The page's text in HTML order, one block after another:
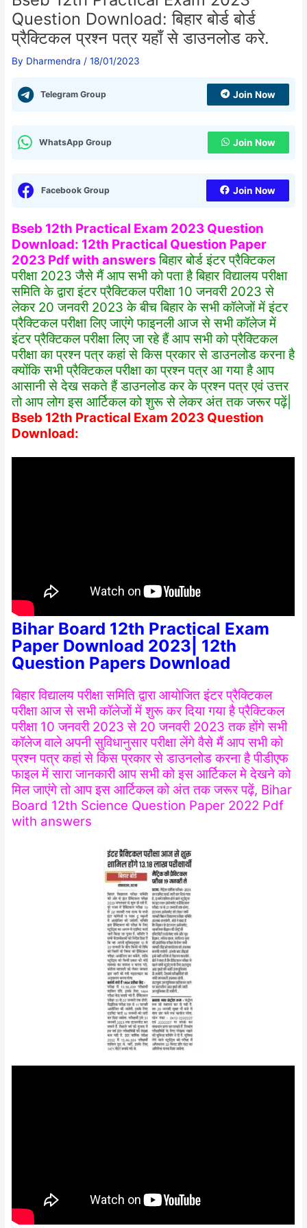
Question Download: बिहार बोर्ड बोर्ड
प्रैक्टिकल प्रश्न पत्र यहाँ से डाउनलोड करे.
By Dharmendra /18/01/2023
Telegram Group Join Now
WhatsApp Group Join Now
Facebook Group Join Now
Bseb 12th Practical Exam 2023 Question
Download: 12th Practical Question Paper
2023 Pdf with answers बिहार बोर्ड इंटर प्रैक्टिकल
परीक्षा 2023 जैसे मैं आप सभी को पता है बिहार विद्यालय परीक्षा
समिति के द्वारा इंटर प्रैक्टिकल परीक्षा 10 जनवरी 2023 से
लेकर 20 जनवरी 2023 के बीच बिहार के सभी कॉलेजों में इंटर
प्रैक्टिकल परीक्षा लिए जाएंगे फाइनली आज से सभी कॉलेज में
इंटर प्रैक्टिकल परीक्षा लिए जा रहे हैं आप सभी को प्रैक्टिकल
परीक्षा का प्रश्न पत्र कहां से किस प्रकार से डाउनलोड करना है
क्योंकि सभी प्रैक्टिकल परीक्षा का प्रश्न पत्र आ गया है आप
आसानी से देख सकते हैं डाउनलोड कर के प्रश्न पत्र एवं उत्तर
तो आप लोग इस आर्टिकल को शुरू से लेकर अंत तक जरूर पढ़ें|
Bseb 12th Practical Exam 2023 Question
Download:
Bihar Board 12th Practical Exam
Paper Download 2023| 12th
Question Papers Download
बिहार विद्यालय परीक्षा समिति द्वारा आयोजित इंटर प्रैक्टिकल
परीक्षा आज से सभी कॉलेजों में शुरू कर दिया गया है प्रैक्टिकल
परीक्षा 10 जनवरी 2023 से 20 जनवरी 2023 तक होंगे सभी
कॉलेज वाले अपनी सुविधानुसार परीक्षा लेंगे वैसे मैं आप सभी को
प्रश्न पत्र कहां से किस प्रकार से डाउनलोड करना है पीडीएफ
फाइल में सारा जानकारी आप सभी को इस आर्टिकल मे देखने को
मिल जाएंगे तो आप इस आर्टिकल को अंत तक जरूर पढ़ें, Bihar
Board 12th Science Question Paper 2022 Pdf
with answers